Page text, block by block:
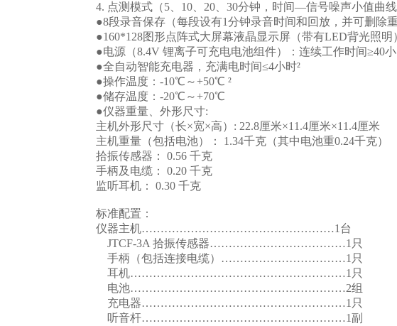
4. 点测模式（5、10、20、30分钟，时间—信号噪声小值曲线
●8段录音保存（每段设有1分钟录音时间和回放，并可删除
●160*128图形点阵式大屏幕液晶显示屏（带有LED背光照明
●电源（8.4V 锂离子可充电电池组件）：连续工作时间≥40
●全自动智能充电器，充满电时间≤4小时²
●操作温度：-10℃～+50℃ ²
●储存温度：-20℃～+70℃
●仪器重量、外形尺寸:
主机外形尺寸（长×宽×高）: 22.8厘米×11.4厘米×11.4厘米
主机重量（包括电池）： 1.34千克（其中电池重0.24千克）
拾振传感器： 0.56 千克
手柄及电缆： 0.20 千克
监听耳机： 0.30 千克
标准配置：
仪器主机……………………………………………1台
JTCF-3A 拾振传感器………………………………1只
手柄（包括连接电缆）……………………………1只
耳机…………………………………………………1只
电池…………………………………………………2组
充电器………………………………………………1只
听音杆………………………………………………1副